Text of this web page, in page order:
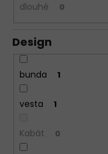
dlouhé 0
Design
bunda 1
vesta 1
Kabát 0